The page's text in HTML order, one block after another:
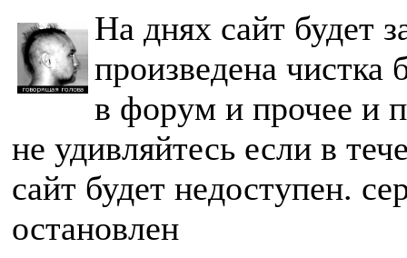
На днях сайт будет
произведена чистка
в форум и прочее и
не удивляйтесь если в
сайт будет недоступен.
остановлен